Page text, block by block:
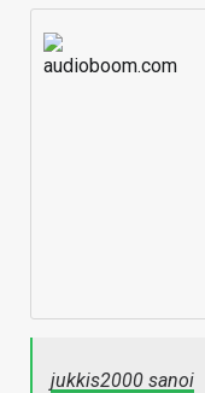
jukkis2000 sanoi